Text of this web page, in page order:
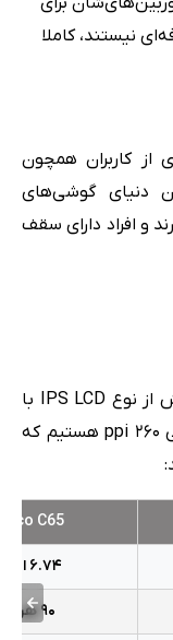
نیستند، کاملا
از کاربران همچون
دنیای گوشی‌های
و افراد دارای سقف
در هر دو مدل شاهد حضور صفحه نمایش از نوع IPS LCD با
حداکثر روشنایی ۶۰۰ نیت و تراکم پیکسلی ppi ۲۶۰ هستیم که
C65
۶.۷۴ اینچ
۹۰ هرتز